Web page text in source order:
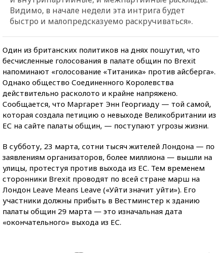
Видимо, в начале недели эта интрига будет
быстро и малопредсказуемо раскручиваться».
Один из британских политиков на днях пошутил, что
бесчисленные голосования в палате общин по Brexit
напоминают «голосование «Титаника» против айсберга».
Однако общество Соединенного Королевства
действительно расколото и крайне напряжено.
Сообщается, что Маргарет Энн Георгиаду — той самой,
которая создала петицию о невыходе Великобритании из
ЕС на сайте палаты общин, — поступают угрозы жизни.
В субботу, 23 марта, сотни тысяч жителей Лондона — по
заявлениям организаторов, более миллиона — вышли на
улицы, протестуя против выхода из ЕС. Тем временем
сторонники Brexit проводят по всей стране марш на
Лондон Leave Means Leave («Уйти значит уйти»). Его
участники должны прибыть в Вестминстер к зданию
палаты общин 29 марта — это изначальная дата
«окончательного» выхода из ЕС.